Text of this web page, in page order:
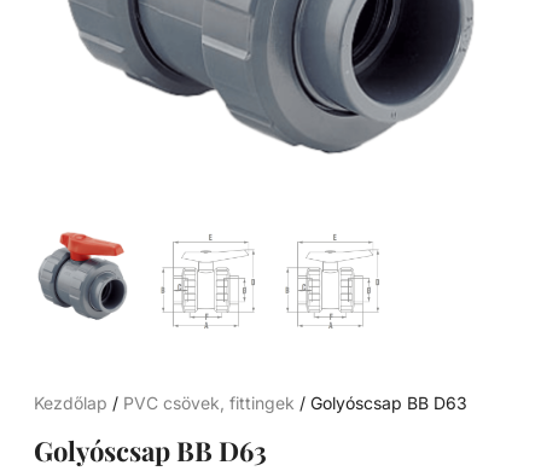
Kezdőlap / PVC csövek, fittingek / Golyóscsap BB D63
Golyóscsap BB D63